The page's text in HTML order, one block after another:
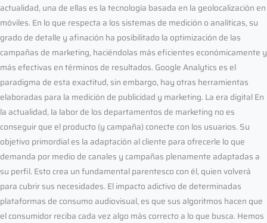
actualidad, una de ellas es la tecnología basada en la geolocalización en
móviles. En lo que respecta a los sistemas de medición o analíticas, su
grado de detalle y afinación ha posibilitado la optimización de las
campañas de marketing, haciéndolas más eficientes económicamente y
más efectivas en términos de resultados. Google Analytics es el
paradigma de esta exactitud, sin embargo, hay otras herramientas
elaboradas para la medición de publicidad y marketing. La era digital En
la actualidad, la labor de los departamentos de marketing no es
conseguir que el producto (y campaña) conecte con los usuarios. Su
objetivo primordial es la adaptación al cliente para ofrecerle lo que
demanda por medio de canales y campañas plenamente adaptadas a
su perfil. Esto crea un fundamental parentesco con él, quien volverá
para cubrir sus necesidades. El impacto adictivo de determinadas
plataformas de consumo audiovisual, es que sus algoritmos hacen que
el consumidor reciba cada vez algo más correcto a lo que busca. Hemos